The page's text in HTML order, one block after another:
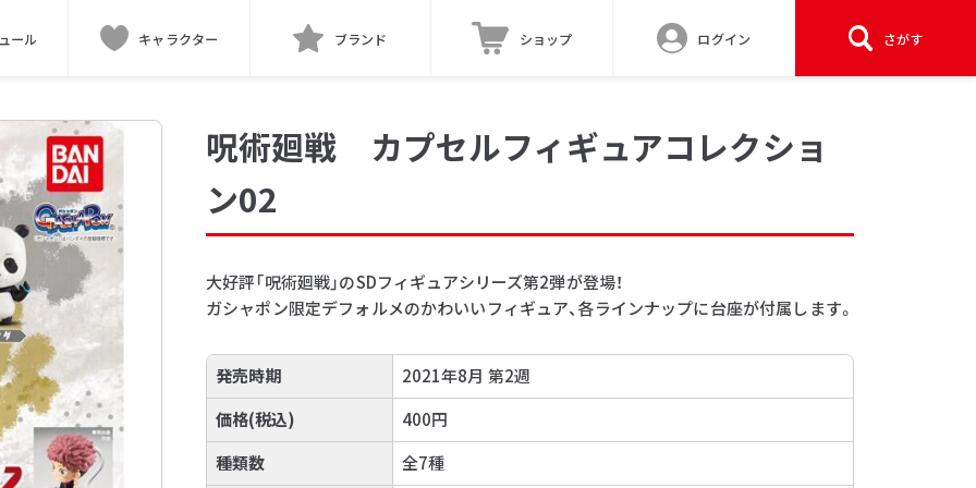
ール キャラクター ブランド ショップ ログイン さがす
呪術廻戦 カプセルフィギュアコレクショ
ン02
大好評「呪術廻戦」のSDフィギュアシリーズ第2弾が登場！
ガシャポン限定デフォルメのかわいいフィギュア、各ラインナップに台座が付属します。
発売時期
2021年8月 第2週
価格(税込)
400円
種類数
全7種